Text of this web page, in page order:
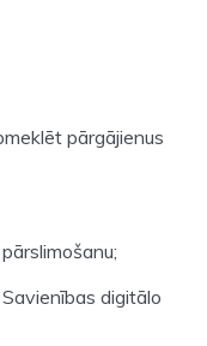
pārgājienus
digitālo